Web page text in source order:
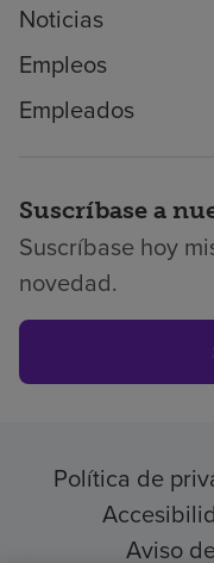
Noticias
Empleos
Empleados
Suscríbase a
Suscríbase hoy
novedad.
Política de
Aviso